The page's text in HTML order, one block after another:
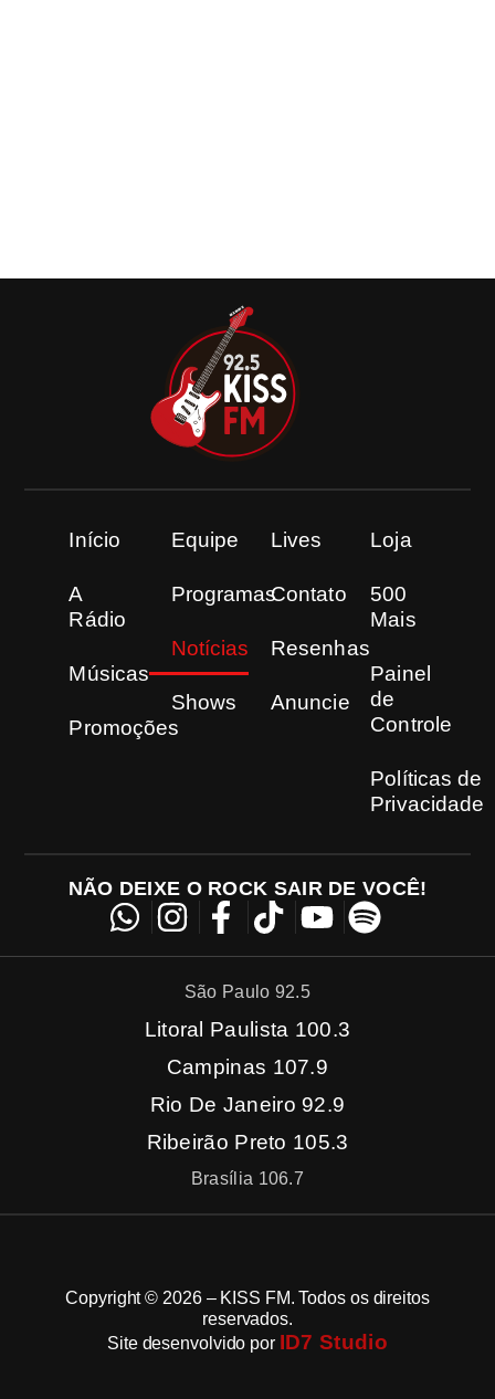
Início
A
Rádio
Músicas
Promoções
Equipe
Programas
Notícias
Shows
Lives
Contato
Resenhas
Anuncie
Loja
500
Mais
Painel
de
Controle
Políticas de
Privacidade
NÃO DEIXE O ROCK SAIR DE VOCÊ!
São Paulo 92.5
Litoral Paulista 100.3
Campinas 107.9
Rio De Janeiro 92.9
Ribeirão Preto 105.3
Brasília 106.7
Copyright © 2026 – KISS FM. Todos os direitos
reservados.
Site desenvolvido por ID7 Studio